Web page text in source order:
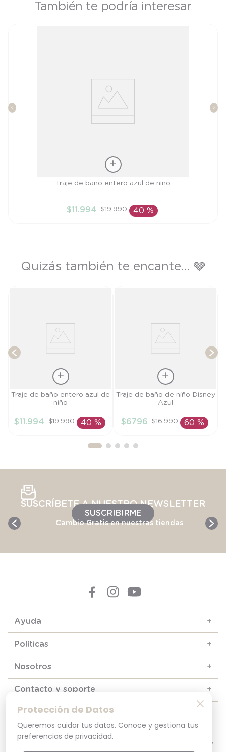
Protección de Datos
Queremos cuidar tus datos. Conoce y gestiona tus
preferencias de privacidad.
También te podría interesar
AÑADIR AL CARRITO
Traje de baño entero azul de niño
$11 .994 $19.990 40 %
Quizás también te encante... 🩶
Talla
AÑADIR AL
Traje de baño entero azul de
niño
$11 .994 $19.990 40 %
Talla
AÑADIR AL
Traje de baño de niño Disney
Azul
$6796 $16.990 60 %
SUSCRÍBETE A NUESTRO NEWSLETTER
SUSCRIBIRME
Cambio Gratis en nuestras tiendas
Ayuda +
Políticas +
Nosotros +
Contacto y soporte +
© 2025. Todos los derechos reservados
Por tu seguridad, recuerda revisar siempre en tu navegador que el sitio que
visitas sea la versión oficial. La dirección opaline.cl es la única del sitio oficial de